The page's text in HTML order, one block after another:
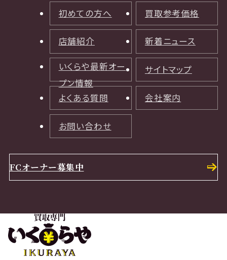
初めての方へ 買取参考価格
店舗紹介 新着ニュース
いくらや最新オー
プン情報
サイトマップ
よくある質問 会社案内
お問い合わせ
FCオーナー募集中